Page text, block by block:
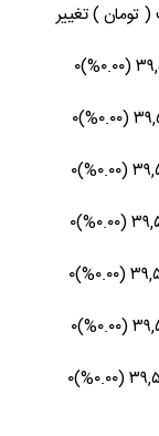
تومان ) تغییر